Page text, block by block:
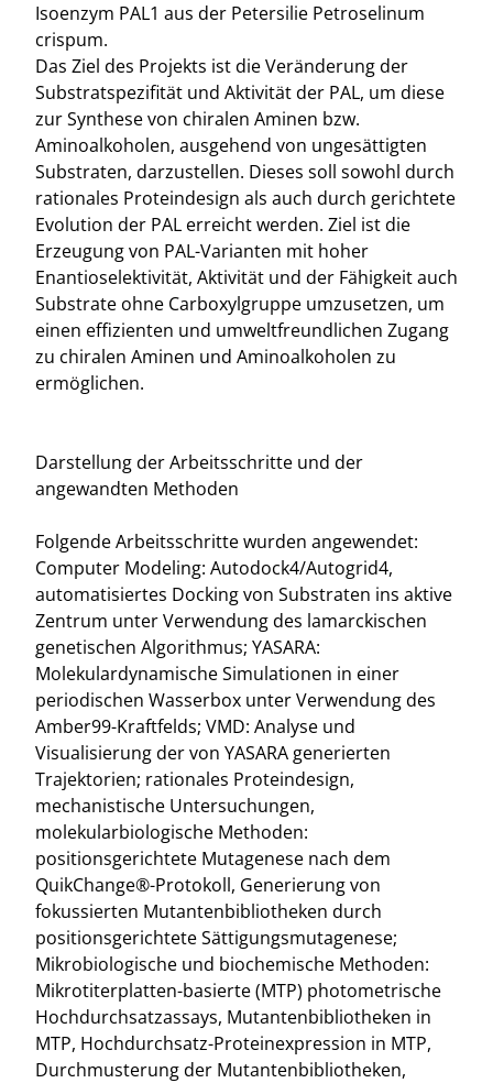
Isoenzym PAL1 aus der Petersilie Petroselinum
crispum.
Das Ziel des Projekts ist die Veränderung der
Substratspezifität und Aktivität der PAL, um diese
zur Synthese von chiralen Aminen bzw.
Aminoalkoholen, ausgehend von ungesättigten
Substraten, darzustellen. Dieses soll sowohl durch
rationales Proteindesign als auch durch gerichtete
Evolution der PAL erreicht werden. Ziel ist die
Erzeugung von PAL-Varianten mit hoher
Enantioselektivität, Aktivität und der Fähigkeit auch
Substrate ohne Carboxylgruppe umzusetzen, um
einen effizienten und umweltfreundlichen Zugang
zu chiralen Aminen und Aminoalkoholen zu
ermöglichen.
Darstellung der Arbeitsschritte und der
angewandten Methoden
Folgende Arbeitsschritte wurden angewendet:
Computer Modeling: Autodock4/Autogrid4,
automatisiertes Docking von Substraten ins aktive
Zentrum unter Verwendung des lamarckischen
genetischen Algorithmus; YASARA:
Molekulardynamische Simulationen in einer
periodischen Wasserbox unter Verwendung des
Amber99-Kraftfelds; VMD: Analyse und
Visualisierung der von YASARA generierten
Trajektorien; rationales Proteindesign,
mechanistische Untersuchungen,
molekularbiologische Methoden:
positionsgerichtete Mutagenese nach dem
QuikChange®-Protokoll, Generierung von
fokussierten Mutantenbibliotheken durch
positionsgerichtete Sättigungsmutagenese;
Mikrobiologische und biochemische Methoden:
Mikrotiterplatten-basierte (MTP) photometrische
Hochdurchsatzassays, Mutantenbibliotheken in
MTP, Hochdurchsatz-Proteinexpression in MTP,
Durchmusterung der Mutantenbibliotheken,